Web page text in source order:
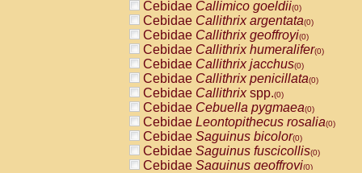
Cebidae Callimico goeldii(0)
Cebidae Callithrix argentata(0)
Cebidae Callithrix geoffroyi(0)
Cebidae Callithrix humeralifer(0)
Cebidae Callithrix jacchus(0)
Cebidae Callithrix penicillata(0)
Cebidae Callithrixspp.(0)
Cebidae Cebuella pygmaea(0)
Cebidae Leontopithecus rosalia(0)
Cebidae Saguinus bicolor(0)
Cebidae Saguinus fuscicollis(0)
Cebidae Saguinus geoffroyi(0)